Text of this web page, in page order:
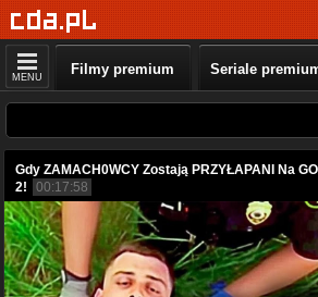
MENU Filmy premium Seriale
Gdy ZAMACH0WCY Zostają PRZYŁAPANI Na
2!
00:17:58